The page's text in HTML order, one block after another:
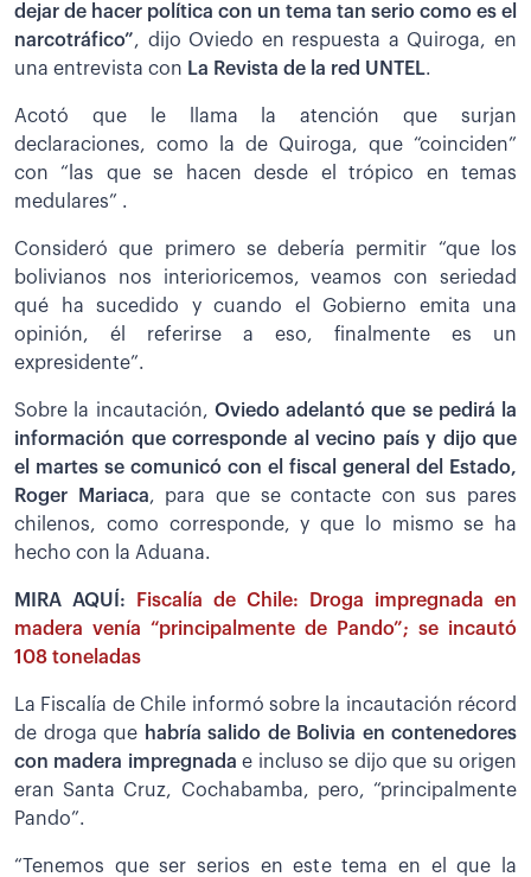
dejar de hacer política con un tema tan serio como es el
narcotráfico”, dijo Oviedo en respuesta a Quiroga, en
una entrevista con La Revista de la red UNTEL.
Acotó que le llama la atención que surjan
declaraciones, como la de Quiroga, que “coinciden”
con “las que se hacen desde el trópico en temas
medulares” .
Consideró que primero se debería permitir “que los
bolivianos nos interioricemos, veamos con seriedad
qué ha sucedido y cuando el Gobierno emita una
opinión, él referirse a eso, finalmente es un
expresidente”.
Sobre la incautación, Oviedo adelantó que se pedirá la
información que corresponde al vecino país y dijo que
el martes se comunicó con el fiscal general del Estado,
Roger Mariaca, para que se contacte con sus pares
chilenos, como corresponde, y que lo mismo se ha
hecho con la Aduana.
MIRA AQUÍ:
Fiscalía de Chile: Droga impregnada en
madera venía “principalmente de Pando”; se incautó
108 toneladas
La Fiscalía de Chile informó sobre la incautación récord
de droga que habría salido de Bolivia en contenedores
con madera impregnada e incluso se dijo que su origen
eran Santa Cruz, Cochabamba, pero, “principalmente
Pando”.
“Tenemos que ser serios en este tema en el que la